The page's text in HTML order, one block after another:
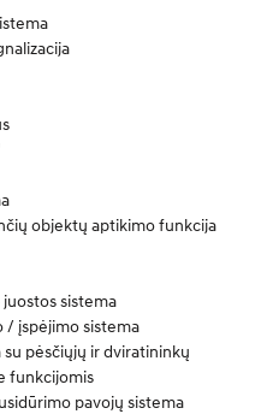
objektų aptikimo funkcija
juostos sistema
/ įspėjimo sistema
su pėsčiųjų ir dviratininkų
funkcijomis
pavojų sistema